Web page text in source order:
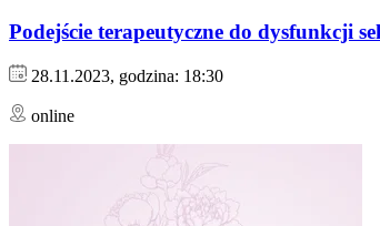
Podejście terapeutyczne do dysfunkcji
28.11.2023, godzina: 18:30
online